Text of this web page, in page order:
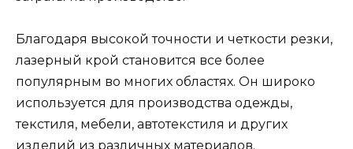
Благодаря высокой точности и четкости резки,
лазерный крой становится все более
популярным во многих областях. Он широко
используется для производства одежды,
текстиля, мебели, автотекстиля и других
изделий из различных материалов.